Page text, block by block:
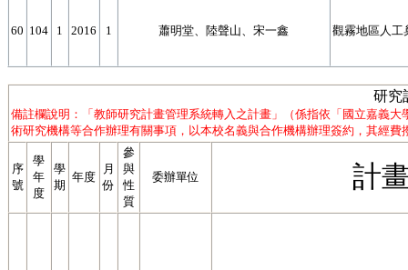
60 104 1 2016 1 蕭明堂、陸聲山、宋一鑫 觀霧地區人工
研究
備註欄說明：「教師研究計畫管理系統轉入之計畫」（係指依「國立嘉義
術研究機構等合作辦理有關事項，以本校名義與合作機構辦理簽約，其經費
序
號
學
年
度
學
期
年度
月
份
參
與
性
質
委辦單位 計